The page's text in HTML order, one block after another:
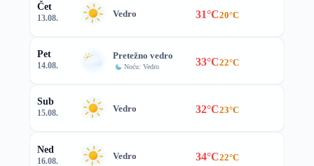
Čet
13.08. Vedro 31°C20°C
Pet
14.08.
Pretežno vedro
Noću: Vedro 33°C22°C
Sub
15.08. Vedro 32°C23°C
Ned
16.08. Vedro 34°C22°C